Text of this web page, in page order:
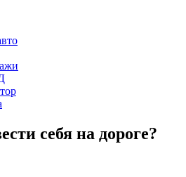
себя на дороге?